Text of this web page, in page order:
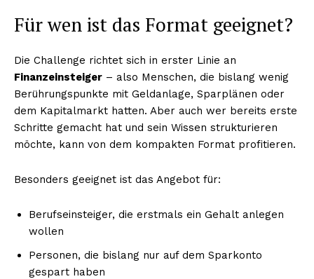
Für wen ist das Format geeignet?
Die Challenge richtet sich in erster Linie an
Finanzeinsteiger – also Menschen, die bislang wenig
Berührungspunkte mit Geldanlage, Sparplänen oder
dem Kapitalmarkt hatten. Aber auch wer bereits erste
Schritte gemacht hat und sein Wissen strukturieren
möchte, kann von dem kompakten Format profitieren.
Besonders geeignet ist das Angebot für:
Berufseinsteiger, die erstmals ein Gehalt anlegen
wollen
Personen, die bislang nur auf dem Sparkonto
gespart haben